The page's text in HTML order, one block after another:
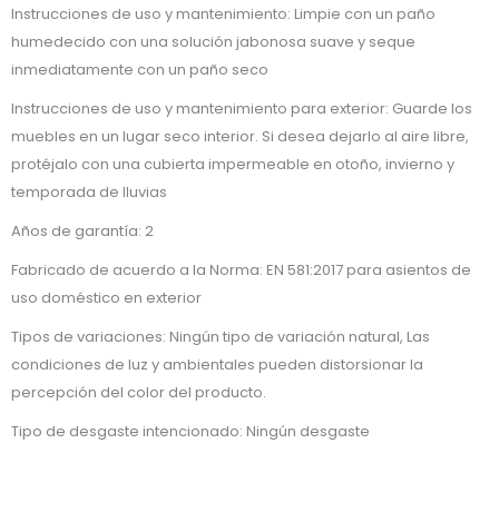
Instrucciones de uso y mantenimiento: Limpie con un paño
humedecido con una solución jabonosa suave y seque
inmediatamente con un paño seco
Instrucciones de uso y mantenimiento para exterior: Guarde los
muebles en un lugar seco interior. Si desea dejarlo al aire libre,
protéjalo con una cubierta impermeable en otoño, invierno y
temporada de lluvias
Años de garantía: 2
Fabricado de acuerdo a la Norma: EN 581:2017 para asientos de
uso doméstico en exterior
Tipos de variaciones: Ningún tipo de variación natural, Las
condiciones de luz y ambientales pueden distorsionar la
percepción del color del producto.
Tipo de desgaste intencionado: Ningún desgaste